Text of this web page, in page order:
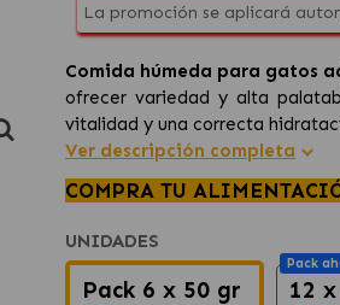
La promoción se aplicará
Comida húmeda para gatos
ofrecer variedad y alta
vitalidad y una correcta
Ver descripción completa
COMPRA TU
UNIDADES
Pack 6 x 50 gr
Pack
12